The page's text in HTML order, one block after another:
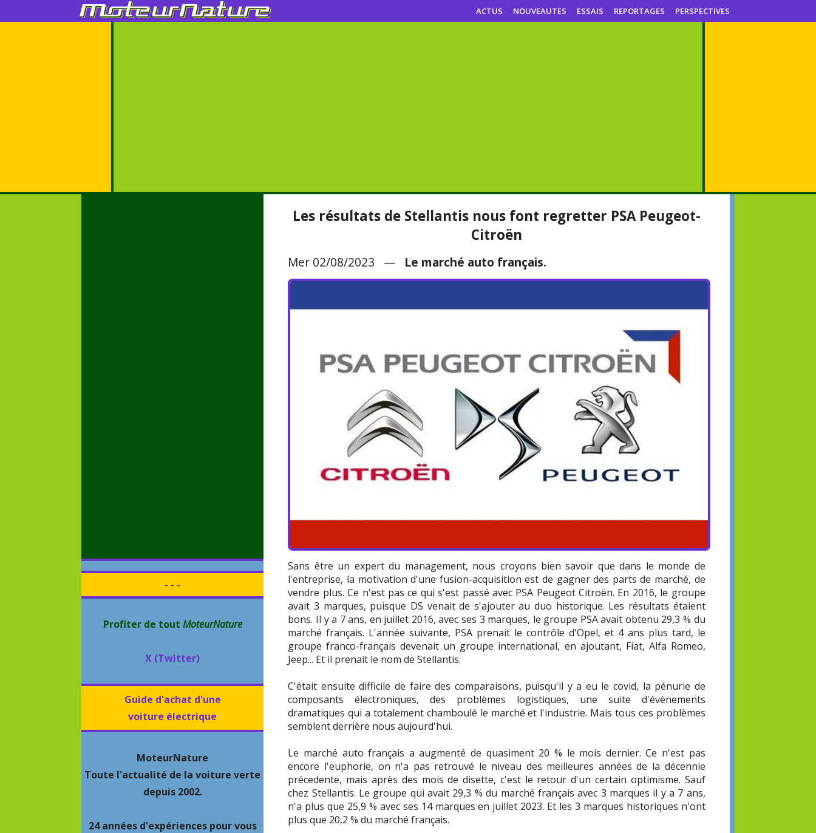
ACTUS NOUVEAUTES ESSAIS REPORTAGES PERSPECTIVES
- - -
Profiter de tout MoteurNature
X (Twitter)
Guide d'achat d'une
voiture électrique
MoteurNature
Toute l'actualité de la voiture verte
depuis 2002.
24 années d'expériences pour vous
Les résultats de Stellantis nous font regretter PSA Peugeot-
Citroën
Mer 02/08/2023 — Le marché auto français.
Sans être un expert du management, nous croyons bien savoir que dans le monde de
l'entreprise, la motivation d'une fusion-acquisition est de gagner des parts de marché, de
vendre plus. Ce n'est pas ce qui s'est passé avec PSA Peugeot Citroën. En 2016, le groupe
avait 3 marques, puisque DS venait de s'ajouter au duo historique. Les résultats étaient
bons. Il y a 7 ans, en juillet 2016, avec ses 3 marques, le groupe PSA avait obtenu 29,3 % du
marché français. L'année suivante, PSA prenait le contrôle d'Opel, et 4 ans plus tard, le
groupe franco-français devenait un groupe international, en ajoutant, Fiat, Alfa Romeo,
Jeep... Et il prenait le nom de Stellantis.
C'était ensuite difficile de faire des comparaisons, puisqu'il y a eu le covid, la pénurie de
composants électroniques, des problèmes logistiques, une suite d'évènements
dramatiques qui a totalement chamboulé le marché et l'industrie. Mais tous ces problèmes
semblent derrière nous aujourd'hui.
Le marché auto français a augmenté de quasiment 20 % le mois dernier. Ce n'est pas
encore l'euphorie, on n'a pas retrouvé le niveau des meilleures années de la décennie
précedente, mais après des mois de disette, c'est le retour d'un certain optimisme. Sauf
chez Stellantis. Le groupe qui avait 29,3 % du marché français avec 3 marques il y a 7 ans,
n'a plus que 25,9 % avec ses 14 marques en juillet 2023. Et les 3 marques historiques n'ont
plus que 20,2 % du marché français.